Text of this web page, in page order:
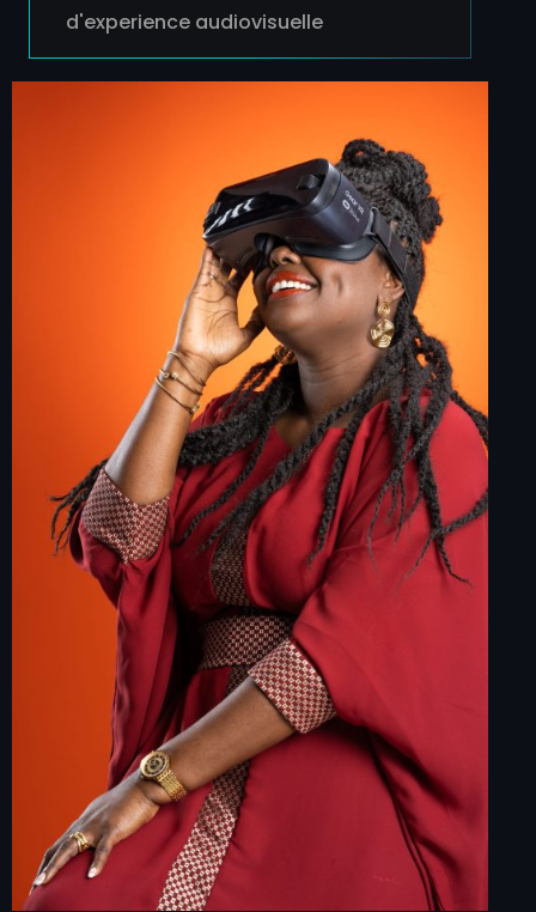
d'experience audiovisuelle